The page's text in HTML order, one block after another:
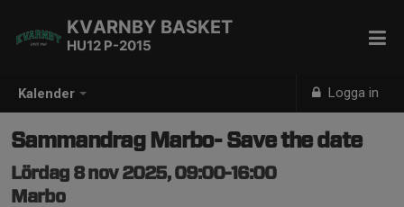
Kalender Logga in
KVARNBY BASKET
HU12 P-2015
Sammandrag Marbo- Save the date
Lördag 8 nov 2025, 09:00-16:00
Marbo